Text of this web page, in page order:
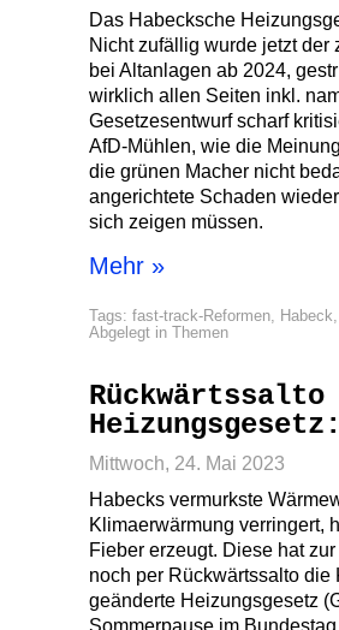
Das Habecksche
Nicht zufällig wurde jetzt der
bei Altanlagen ab 2024,
wirklich allen Seiten inkl.
Gesetzesentwurf scharf
AfD-Mühlen, wie die
die grünen Macher nicht
angerichtete Schaden
sich zeigen müssen.
Mehr »
Tags: fast-track-Reformen, Habeck
Abgelegt in Themen
Rückwärtssalto
Mittwoch, 24. Mai 2023
Habecks vermurkste
Klimaerwärmung verringert,
Fieber erzeugt. Diese hat
noch per Rückwärtssalto
geänderte Heizungsgesetz
Sommerpause im